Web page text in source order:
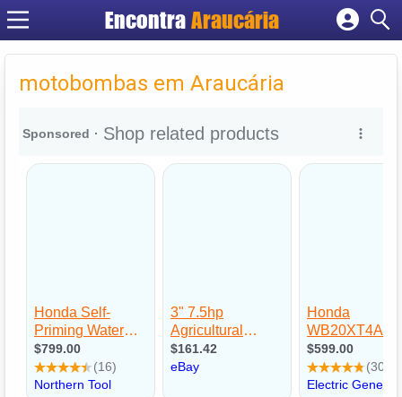
EncontraAraucária
Cadastrar empresa
Criar conta
motobombas em Araucária